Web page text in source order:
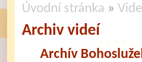
Úvodní stránka »
Archiv videí
Archív